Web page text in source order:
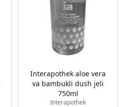
Interapothek aloe vera
va bambukli dush jeli
750ml
Interapothek